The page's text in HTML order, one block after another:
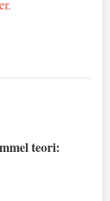
teori: